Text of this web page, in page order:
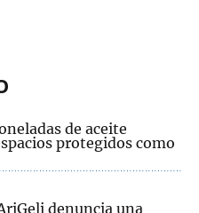
de aceite
protegidos como
denuncia una